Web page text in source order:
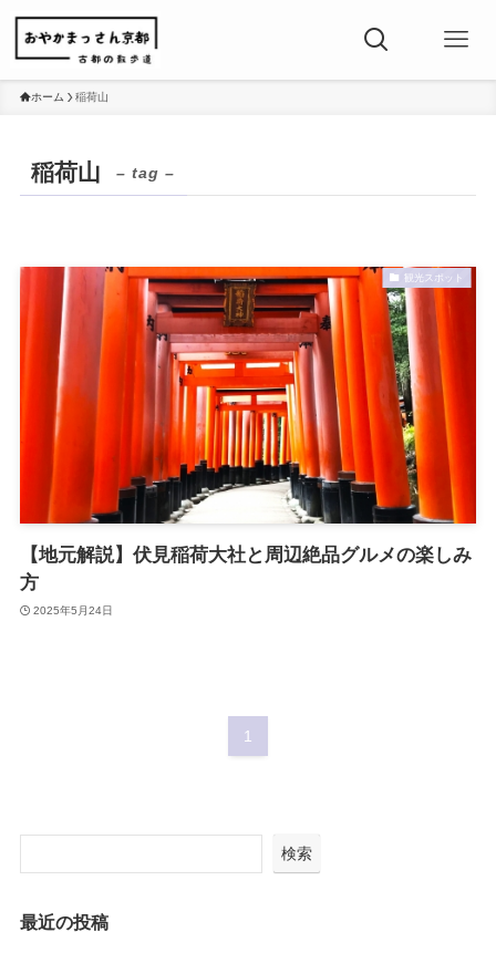
ホーム 稲荷山
稲荷山 – tag –
観光スポット
【地元解説】伏見稲荷大社と周辺絶品グルメの楽しみ
方
2025年5月24日
1
検索
最近の投稿